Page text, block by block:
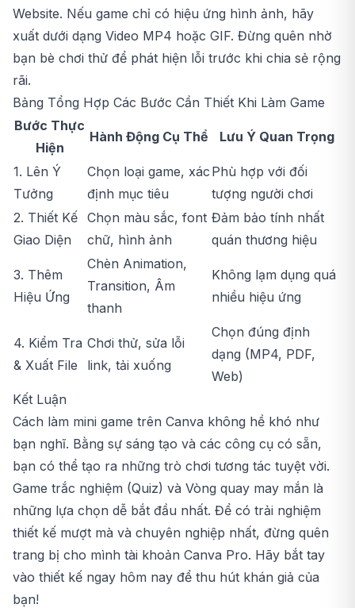
Website. Nếu game chỉ có hiệu ứng hình ảnh, hãy
xuất dưới dạng Video MP4 hoặc GIF. Đừng quên nhờ
bạn bè chơi thử để phát hiện lỗi trước khi chia sẻ rộng
rãi.
Bảng Tổng Hợp Các Bước Cần Thiết Khi Làm Game
Bước Thực
Hiện
Hành Động Cụ Thể Lưu Ý Quan Trọng
1. Lên Ý
Tưởng
Chọn loại game, xác
định mục tiêu
Phù hợp với đối
tượng người chơi
2. Thiết Kế
Giao Diện
Chọn màu sắc, font
chữ, hình ảnh
Đảm bảo tính nhất
quán thương hiệu
3. Thêm
Hiệu Ứng
Chèn Animation,
Transition, Âm
thanh
Không lạm dụng quá
nhiều hiệu ứng
4. Kiểm Tra
& Xuất File
Chơi thử, sửa lỗi
link, tải xuống
Chọn đúng định
dạng (MP4, PDF,
Web)
Kết Luận
Cách làm mini game trên Canva không hề khó như
bạn nghĩ. Bằng sự sáng tạo và các công cụ có sẵn,
bạn có thể tạo ra những trò chơi tương tác tuyệt vời.
Game trắc nghiệm (Quiz) và Vòng quay may mắn là
những lựa chọn dễ bắt đầu nhất. Để có trải nghiệm
thiết kế mượt mà và chuyên nghiệp nhất, đừng quên
trang bị cho mình tài khoản Canva Pro. Hãy bắt tay
vào thiết kế ngay hôm nay để thu hút khán giả của
bạn!